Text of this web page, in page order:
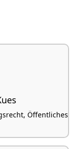
Öffentliches